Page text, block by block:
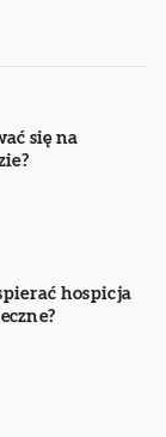
się na
hospicja